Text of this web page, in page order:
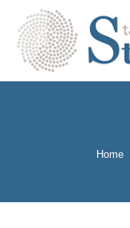
Home